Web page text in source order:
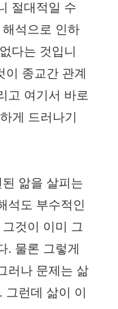
절대적일 수
석으로 인하
다는 것입니
종교간 관계
고 여기서 바로
게 드러나기
앎을 살피는
석도 부수적인
것이 이미 그
. 물론 그렇게
러나 문제는 삶
런데 삶이 이